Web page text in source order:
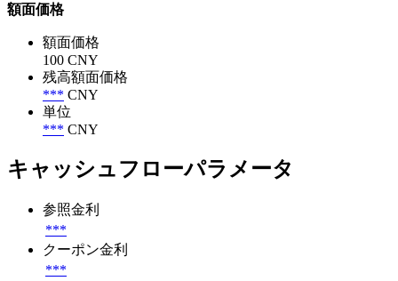
額面価格
額面価格
100 CNY
残高額面価格
*** CNY
単位
*** CNY
キャッシュフローパラメータ
参照金利
***
クーポン金利
***